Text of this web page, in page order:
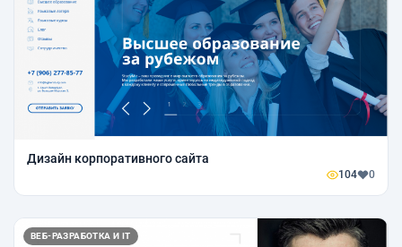
Дизайн корпоративного сайта
104 0
ВЕБ-РАЗРАБОТКА И IT